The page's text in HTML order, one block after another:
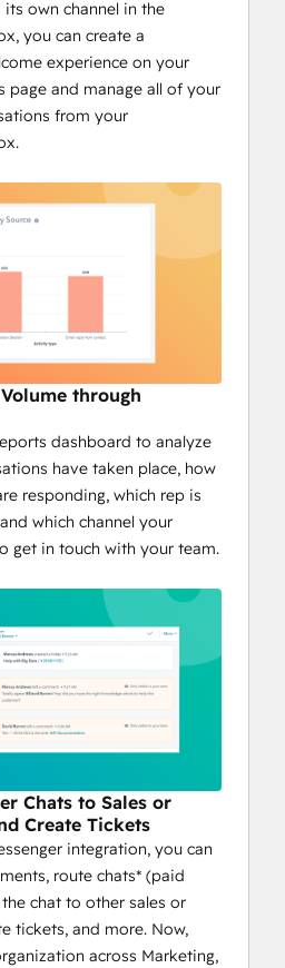
its own channel in the
you can create a
experience on your
page and manage all of your
from your
through
dashboard to analyze
have taken place, how
responding, which rep is
which channel your
get in touch with your team.
Chats to Sales or
Create Tickets
integration, you can
route chats* (paid
chat to other sales or
tickets, and more. Now,
across Marketing,